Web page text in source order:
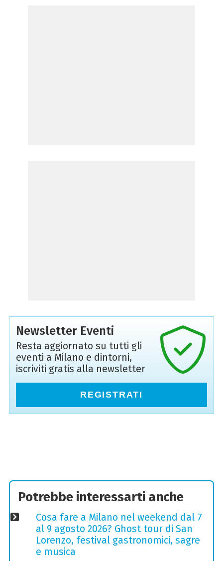
Newsletter Eventi
Resta aggiornato su tutti gli
eventi a Milano e dintorni,
iscriviti gratis alla newsletter
REGISTRATI
Potrebbe interessarti anche
Cosa fare a Milano nel weekend dal 7
al 9 agosto 2026? Ghost tour di San
Lorenzo, festival gastronomici, sagre
e musica